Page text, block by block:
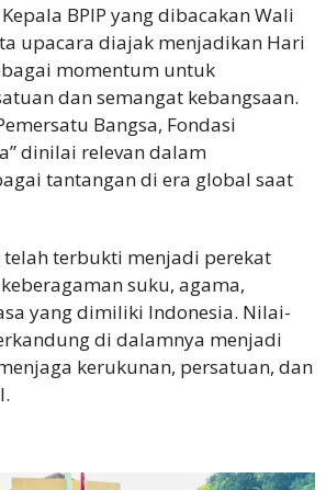
BPIP yang dibacakan Wali
upacara diajak menjadikan Hari
momentum untuk
dan semangat kebangsaan.
Bangsa, Fondasi
dinilai relevan dalam
tantangan di era global saat
telah terbukti menjadi perekat
suku, agama,
yang dimiliki Indonesia. Nilai-
di dalamnya menjadi
kerukunan, persatuan, dan